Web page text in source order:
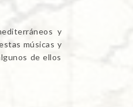
y
músicas y
de ellos